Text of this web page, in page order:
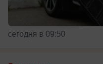
сегодня в 09:50